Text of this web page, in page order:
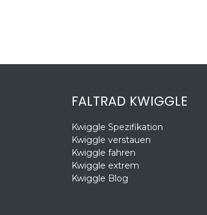
FALTRAD KWIGGLE
Kwiggle Spezifikation
Kwiggle verstauen
Kwiggle fahren
Kwiggle extrem
Kwiggle Blog